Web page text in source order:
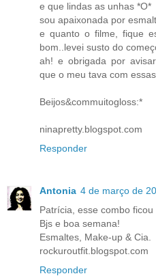
e que lindas as unhas *O*
sou apaixonada por
e quanto o filme, fique
bom..levei susto do
ah! e obrigada por
que o meu tava com
Beijos&commuitogloss:*
ninapretty.blogspot.com
Responder
Antonia 4 de março de
Patrícia, esse combo
Bjs e boa semana!
Esmaltes, Make-up & Cia.
rockuroutfit.blogspot.com
Responder